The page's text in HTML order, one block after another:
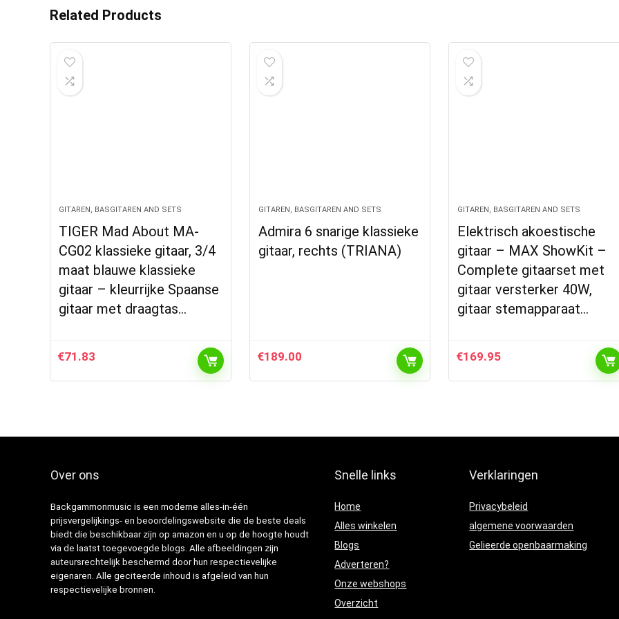
Related Products
GITAREN, BASGITAREN AND SETS
TIGER Mad About MA-
CG02 klassieke gitaar, 3/4
maat blauwe klassieke
gitaar – kleurrijke Spaanse
gitaar met draagtas…
€71.83
GITAREN, BASGITAREN AND SETS
Admira 6 snarige klassieke
gitaar, rechts (TRIANA)
€189.00
GITAREN, BASGITAREN AND SETS
Elektrisch akoestische
gitaar – MAX ShowKit –
Complete gitaarset met
gitaar versterker 40W,
gitaar stemapparaat…
€169.95
Over ons
Backgammonmusic is een moderne alles-in-één
prijsvergelijkings- en beoordelingswebsite die de beste deals
biedt die beschikbaar zijn op amazon en u op de hoogte houdt
via de laatst toegevoegde blogs. Alle afbeeldingen zijn
auteursrechtelijk beschermd door hun respectievelijke
eigenaren. Alle geciteerde inhoud is afgeleid van hun
respectievelijke bronnen.
Snelle links
Home
Alles winkelen
Blogs
Adverteren?
Onze webshops
Overzicht
Verklaringen
Privacybeleid
algemene voorwaarden
Gelieerde openbaarmaking